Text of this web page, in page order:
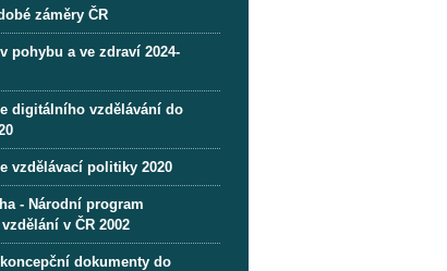
záměry ČR
pohybu a ve zdraví 2024-
digitálního vzdělávání do
vzdělávací politiky 2020
- Národní program
v ČR 2002
dokumenty do